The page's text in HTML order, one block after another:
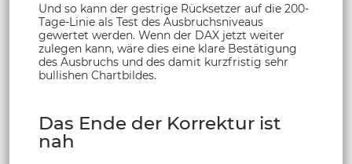
Und so kann der gestrige Rücksetzer auf die 200-
Tage-Linie als Test des Ausbruchsniveaus
gewertet werden. Wenn der DAX jetzt weiter
zulegen kann, wäre dies eine klare Bestätigung
des Ausbruchs und des damit kurzfristig sehr
bullishen Chartbildes.
Das Ende der Korrektur ist
nah